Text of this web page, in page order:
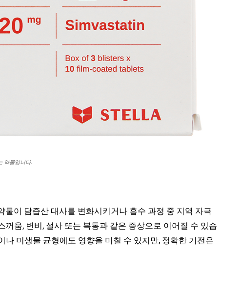
약물입니다.
이 담즙산 대사를 변화시키거나 흡수 과정 중 지역 자극
움, 변비, 설사 또는 복통과 같은 증상으로 이어질 수 있습
미생물 균형에도 영향을 미칠 수 있지만, 정확한 기전은